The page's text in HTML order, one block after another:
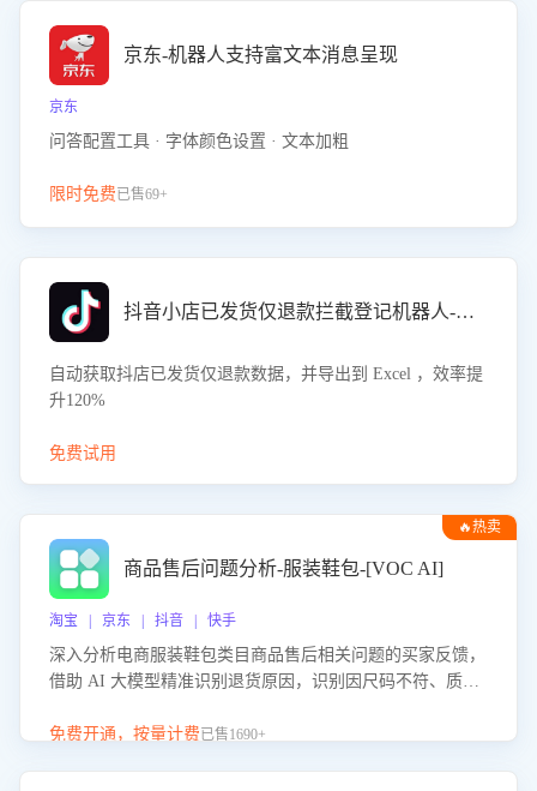
京东-机器人支持富文本消息呈现
京东
问答配置工具 · 字体颜色设置 · 文本加粗
限时免费已售69+
抖音小店已发货仅退款拦截登记机器人-八爪鱼
自动获取抖店已发货仅退款数据，并导出到 Excel ，效率提
升120%
免费试用
🔥热卖
商品售后问题分析-服装鞋包-[VOC AI]
淘宝 | 京东 | 抖音 | 快手
深入分析电商服装鞋包类目商品售后相关问题的买家反馈，
借助 AI 大模型精准识别退货原因，识别因尺码不符、质量
议，助力商家优化产品或服务，实现销售额的显著提升。
免费开通，按量计费已售1690+